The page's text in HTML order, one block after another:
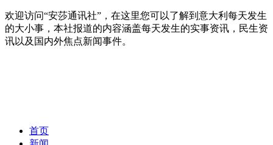
欢迎访问“安莎通讯社”，在这里您可以了解到意大利每天发生
的大小事，本社报道的内容涵盖每天发生的实事资讯，民生资
讯以及国内外焦点新闻事件。
首页